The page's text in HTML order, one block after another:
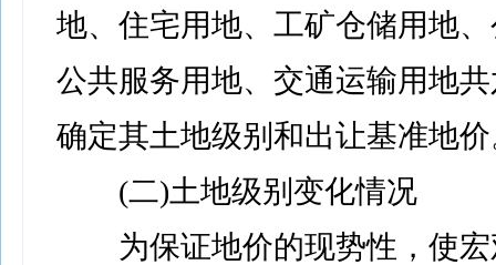
地、住宅用地、工矿仓储用地
公共服务用地、交通运输用地
确定其土地级别和出让基准地
(二)土地级别变化情况
为保证地价的现势性，使宏